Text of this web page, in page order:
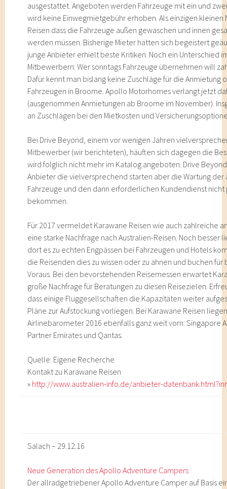
ausgestattet. Angeboten werden Fahrzeuge mit ein und
wird keine Einwegmietgebühr erhoben. Als einzigen
Reisen dass die Fahrzeuge außen gewaschen und innen
werden müssen. Bisherige Mieter hätten sich begeistert
junge Anbieter erhielt beste Kritiken. Noch ein Unterschied
Mitbewerbern: Wer sonntags Fahrzeuge übernehmen will
Dafür kennt man bislang keine Zuschläge für die Anmietung
Fahrzeugen in Broome. Apollo Motorhomes verlangt jetzt
(ausgenommen Anmietungen ab Broome im November).
an Zuschlägen bei den Mietkosten und
Bei Drive Beyond, einem vor wenigen Jahren
Mitbewerber (wir berichteten), häuften sich dagegen die
wird folglich nicht mehr im Katalog angeboten. Drive
Anbieter die vielversprechend starten aber die Wartung
Fahrzeuge und den dann erforderlichen Kundendienst
bekommen.
Für 2017 vermeldet Karawane Reisen wie auch zahlreiche
eine starke Nachfrage nach Australien-Reisen. Noch besser
dort es zu echten Engpässen bei Fahrzeugen und Hotels
die Reisenden dies zu wissen oder zu ahnen und buchen
Voraus. Bei den bevorstehenden Reisemessen erwartet
große Nachfrage für Beratungen zu diesen Reisezielen.
dass einige Fluggesellschaften die Kapazitäten weiter
Pläne zur Aufstockung vorliegen. Bei Karawane Reisen
Airlinebarometer 2016 ebenfalls ganz weit vorn: Singapore
Partner Emirates und Qantas.
Quelle: Eigene Recherche
Kontakt zu Karawane Reisen
» http://www.australien-info.de/anbieter-
Salach – 29.12.16
Neue Generation des Apollo Adventure Campers
Der allradgetriebener Apollo Adventure Camper auf Basis